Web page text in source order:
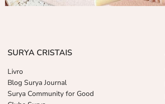
SURYA CRISTAIS
Livro
Blog Surya Journal
Surya Community for Good